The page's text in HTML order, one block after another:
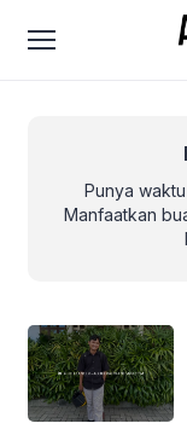
Punya
Manfaatkan